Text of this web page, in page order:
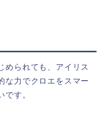
められても、アイリス
な力でクロエをスマー
です。